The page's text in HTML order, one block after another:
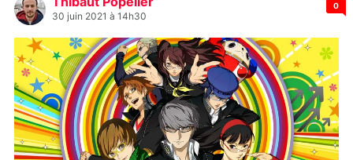
Thibaut Popelier
30 juin 2021 à 14h30
0